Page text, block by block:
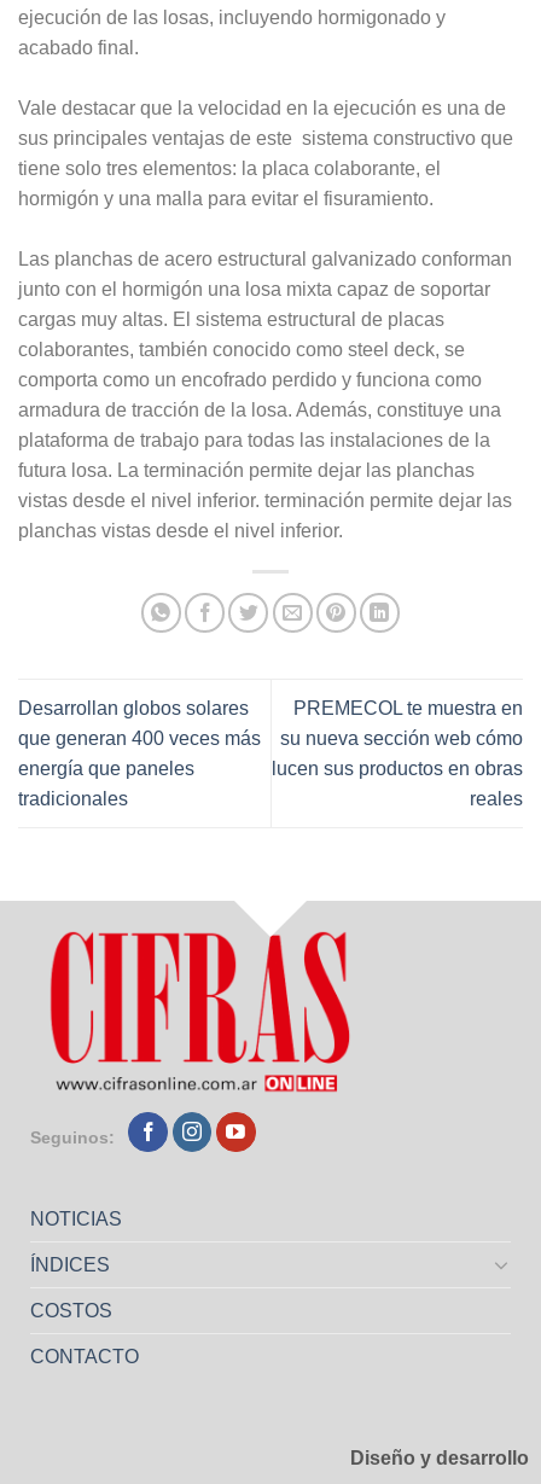
ejecución de las losas, incluyendo hormigonado y
acabado final.
Vale destacar que la velocidad en la ejecución es una de
sus principales ventajas de este sistema constructivo que
tiene solo tres elementos: la placa colaborante, el
hormigón y una malla para evitar el fisuramiento.
Las planchas de acero estructural galvanizado conforman
junto con el hormigón una losa mixta capaz de soportar
cargas muy altas. El sistema estructural de placas
colaborantes, también conocido como steel deck, se
comporta como un encofrado perdido y funciona como
armadura de tracción de la losa. Además, constituye una
plataforma de trabajo para todas las instalaciones de la
futura losa. La terminación permite dejar las planchas
vistas desde el nivel inferior. terminación permite dejar las
planchas vistas desde el nivel inferior.
Desarrollan globos solares
que generan 400 veces más
energía que paneles
tradicionales
PREMECOL te muestra en
su nueva sección web cómo
lucen sus productos en obras
reales
Seguinos:
NOTICIAS
ÍNDICES
COSTOS
CONTACTO
Diseño y desarrollo